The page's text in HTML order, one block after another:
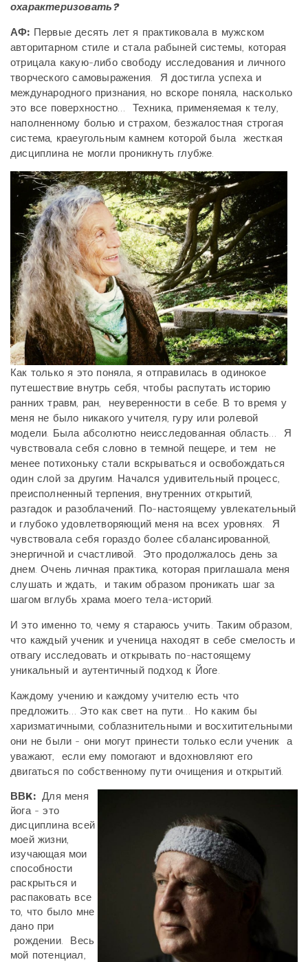
охарактеризовать?
АФ: Первые десять лет я практиковала в мужском
авторитарном стиле и стала рабыней системы, которая
отрицала какую-либо свободу исследования и личного
творческого самовыражения. Я достигла успеха и
международного признания, но вскоре поняла, насколько
это все поверхностно… Техника, применяемая к телу,
наполненному болью и страхом, безжалостная строгая
система, краеугольным камнем которой была жесткая
дисциплина не могли проникнуть глубже.
Как только я это поняла, я отправилась в одинокое
путешествие внутрь себя, чтобы распутать историю
ранних травм, ран, неуверенности в себе. В то время у
меня не было никакого учителя, гуру или ролевой
модели. Была абсолютно неисследованная область… Я
чувствовала себя словно в темной пещере, и тем не
менее потихоньку стали вскрываться и освобождаться
один слой за другим. Начался удивительный процесс,
преисполненный терпения, внутренних открытий,
разгадок и разоблачений. По-настоящему увлекательный
и глубоко удовлетворяющий меня на всех уровнях. Я
чувствовала себя гораздо более сбалансированной,
энергичной и счастливой. Это продолжалось день за
днем. Очень личная практика, которая приглашала меня
слушать и ждать, и таким образом проникать шаг за
шагом вглубь храма моего тела-историй.
И это именно то, чему я стараюсь учить. Таким образом,
что каждый ученик и ученица находят в себе смелость и
отвагу исследовать и открывать по-настоящему
уникальный и аутентичный подход к Йоге.
Каждому учению и каждому учителю есть что
предложить… Это как свет на пути… Но каким бы
харизматичными, соблазнительными и восхитительными
они не были - они могут принести только если ученик а
уважают, если ему помогают и вдохновляют его
двигаться по собственному пути очищения и открытий.
ВВK: Для меня
йога - это
дисциплина всей
моей жизни,
изучающая мои
способности
раскрыться и
распаковать все
то, что было мне
дано при
рождении. Весь
мой потенциал,